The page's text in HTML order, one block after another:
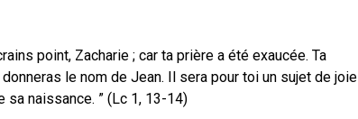
point, Zacharie ; car ta prière a été exaucée. Ta
le nom de Jean. Il sera pour toi un sujet de joie
naissance. ” (Lc 1, 13-14)